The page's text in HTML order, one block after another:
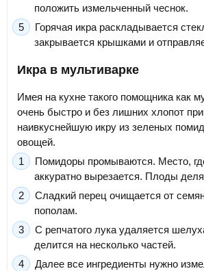
положить измельченный чеснок.
Горячая икра раскладывается
закрывается крышками и
Икра в мультиварке
Имея на кухне такого помощника как
очень быстро и без лишних хлопот
наивкуснейшую икру из зеленых
овощей.
Помидоры промываются. Место,
аккуратно вырезается. Плоды
Сладкий перец очищается от
пополам.
С репчатого лука удаляется
делится на несколько частей.
Далее все ингредиенты нужно